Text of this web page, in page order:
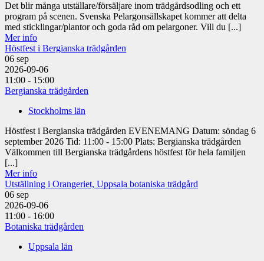
Det blir många utställare/försäljare inom trädgårdsodling och ett
program på scenen. Svenska Pelargonsällskapet kommer att delta
med sticklingar/plantor och goda råd om pelargoner. Vill du [...]
Mer info
Höstfest i Bergianska trädgården
06 sep
2026-09-06
11:00 - 15:00
Bergianska trädgården
Stockholms län
Höstfest i Bergianska trädgården EVENEMANG Datum: söndag 6
september 2026 Tid: 11:00 - 15:00 Plats: Bergianska trädgården
Välkommen till Bergianska trädgårdens höstfest för hela familjen
[...]
Mer info
Utställning i Orangeriet, Uppsala botaniska trädgård
06 sep
2026-09-06
11:00 - 16:00
Botaniska trädgården
Uppsala län